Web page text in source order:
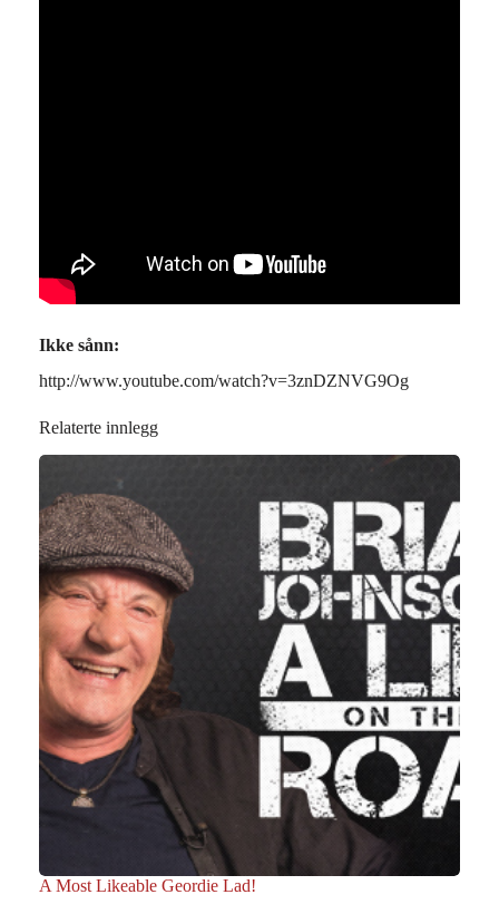
Ikke sånn:
http://www.youtube.com/watch?v=3znDZNVG9Og
Relaterte innlegg
A Most Likeable Geordie Lad!